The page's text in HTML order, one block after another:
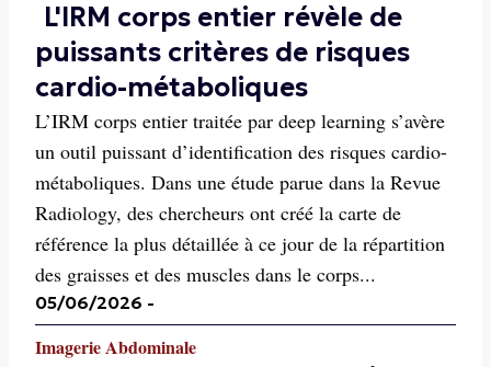
L'IRM corps entier révèle de
puissants critères de risques
cardio-métaboliques
L’IRM corps entier traitée par deep learning s’avère
un outil puissant d’identification des risques cardio-
métaboliques. Dans une étude parue dans la Revue
Radiology, des chercheurs ont créé la carte de
référence la plus détaillée à ce jour de la répartition
des graisses et des muscles dans le corps...
05/06/2026 -
Imagerie Abdominale